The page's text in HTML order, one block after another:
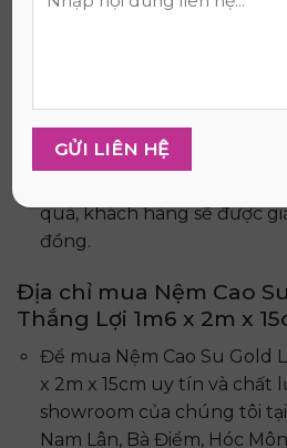
khách hàng có thể yên tâm
Latex, khách hàng sẽ nhận
giá trị gồm 2 gối nằm cao
quà, khách hàng sẽ được
đồng.
Địa chỉ mua Nệm Cao
Thắng Lợi 1m6 x 2m x
Để mua Nệm Cao Su Gold
x 2m x 15cm uy tín và chất
showroom của chúng tôi tại
Nam Lân, Bà Điểm, Hóc